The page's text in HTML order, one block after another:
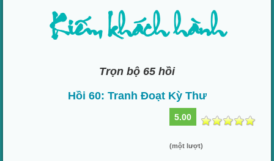
Kiếm khách hành
Trọn bộ 65 hồi
Hồi 60: Tranh Đoạt Kỳ Thư
5.00
(một lượt)